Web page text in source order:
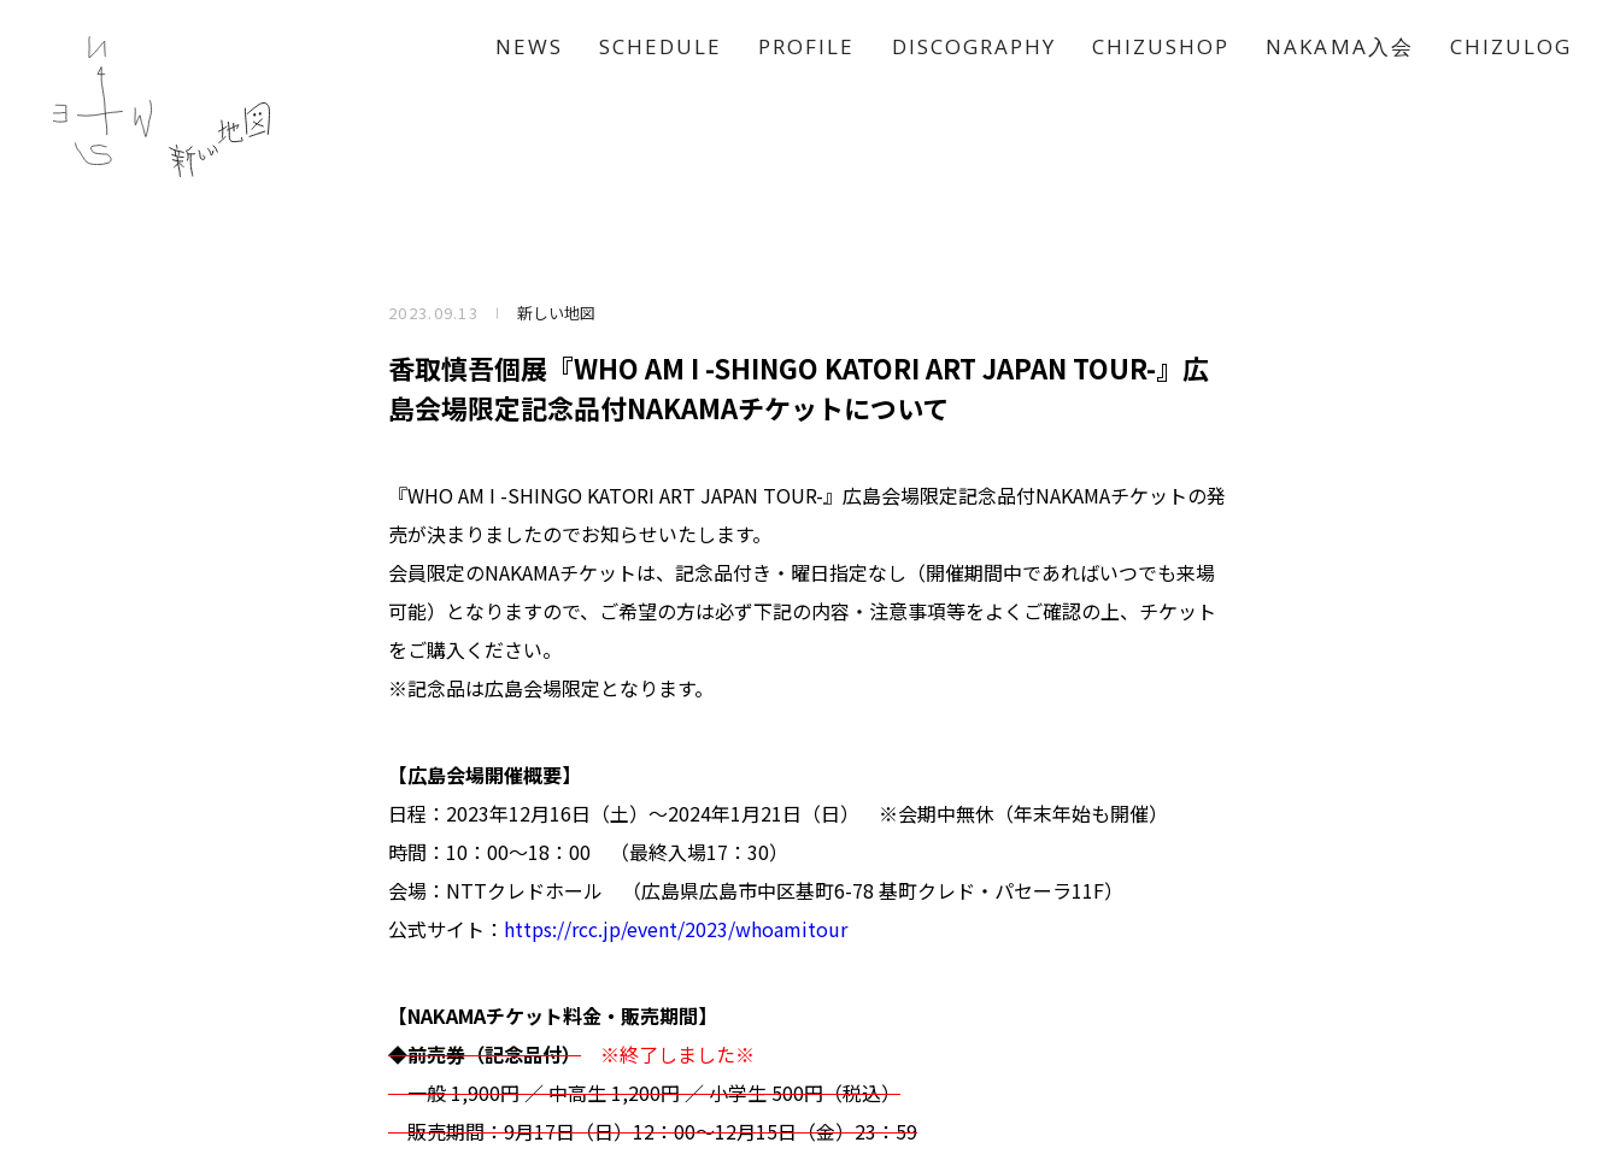
NEWS SCHEDULE PROFILE DISCOGRAPHY CHIZUSHOP NAKAMA入会 CHIZULOG
2023.09.13 新しい地図
香取慎吾個展『WHO AM I -SHINGO KATORI ART JAPAN TOUR-』広
島会場限定記念品付NAKAMAチケットについて
『WHO AM I -SHINGO KATORI ART JAPAN TOUR-』広島会場限定記念品付NAKAMAチケットの発
売が決まりましたのでお知らせいたします。
会員限定のNAKAMAチケットは、記念品付き・曜日指定なし（開催期間中であればいつでも来場
可能）となりますので、ご希望の方は必ず下記の内容・注意事項等をよくご確認の上、チケット
をご購入ください。
※記念品は広島会場限定となります。
【広島会場開催概要】
日程：2023年12月16日（土）～2024年1月21日（日） ※会期中無休（年末年始も開催）
時間：10：00～18：00 （最終入場17：30）
会場：NTTクレドホール （広島県広島市中区基町6-78 基町クレド・パセーラ11F）
公式サイト： https://rcc.jp/event/2023/whoamitour
【NAKAMAチケット料金・販売期間】
◆前売券（記念品付）
※終了しました※
一般 1,900円 ／ 中高生 1,200円 ／ 小学生 500円（税込）
販売期間：9月17日（日）12：00～12月15日（金）23：59